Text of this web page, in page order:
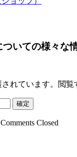
いての様々な情
れています。閲
Comments Closed